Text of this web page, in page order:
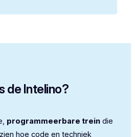
de Intelino?
programmeerbare trein die
hoe code en techniek